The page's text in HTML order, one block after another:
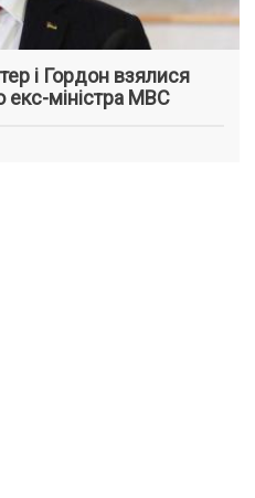
і Гордон взялися
міністра МВС